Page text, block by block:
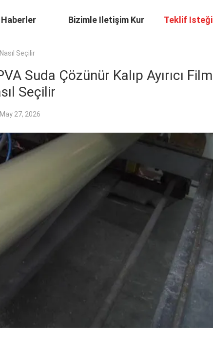
Haberler Bizimle Iletişim Kur Teklif Isteği
Seçilir
Suda Çözünür Kalıp Ayırıcı Film
Seçilir
May 27, 2026